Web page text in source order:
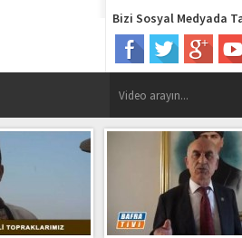
Bizi Sosyal Medyada